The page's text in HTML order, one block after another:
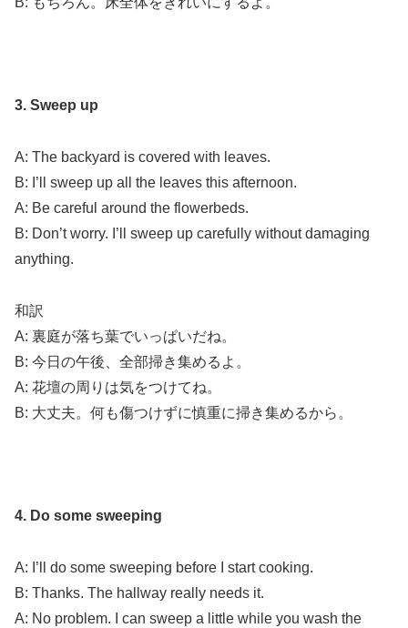
3. Sweep up
A: The backyard is covered with leaves.
B: I’ll sweep up all the leaves this afternoon.
A: Be careful around the flowerbeds.
B: Don’t worry. I’ll sweep up carefully without damaging
anything.
和訳
A: 裏庭が落ち葉でいっぱいだね。
B: 今日の午後、全部掃き集めるよ。
A: 花壇の周りは気をつけてね。
B: 大丈夫。何も傷つけずに慎重に掃き集めるから。
4. Do some sweeping
A: I’ll do some sweeping before I start cooking.
B: Thanks. The hallway really needs it.
A: No problem. I can sweep a little while you wash the